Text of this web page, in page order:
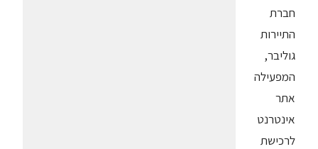
חברת
התיירות
גוליבר,
המפעילה
אתר
אינטרנט
לרכישת